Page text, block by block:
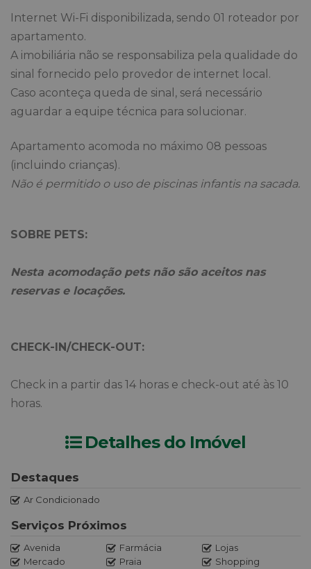
Internet Wi-Fi disponibilizada, sendo 01 roteador por
apartamento.
A imobiliária não se responsabiliza pela qualidade do
sinal fornecido pelo provedor de internet local.
Caso aconteça queda de sinal, será necessário
aguardar a equipe técnica para solucionar.
Apartamento acomoda no máximo 08 pessoas
(incluindo crianças).
Não é permitido o uso de piscinas infantis na sacada.
SOBRE PETS:
Nesta acomodação pets não são aceitos nas
reservas e locações.
CHECK-IN/CHECK-OUT:
Check in a partir das 14 horas e check-out até às 10
horas.
Detalhes do Imóvel
Destaques
Ar Condicionado
Serviços Próximos
Avenida Farmácia
Lojas
Mercado
Praia Shopping